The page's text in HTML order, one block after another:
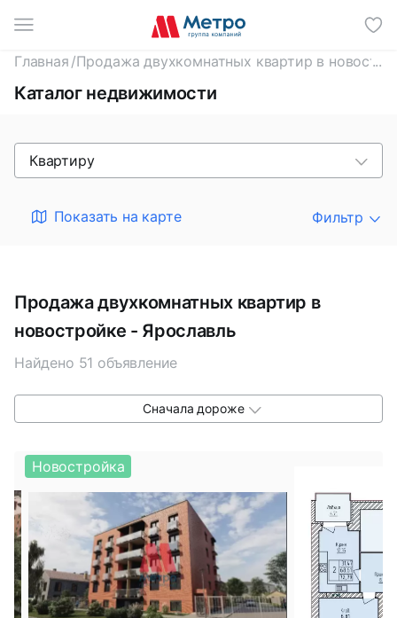
Главная /Продажа двухкомнатных квартир в
Каталог недвижимости
Квартиру
Показать на карте Фильтр
Продажа двухкомнатных квартир в
новостройке - Ярославль
Найдено 51 объявление
Сначала дороже
Новостройка